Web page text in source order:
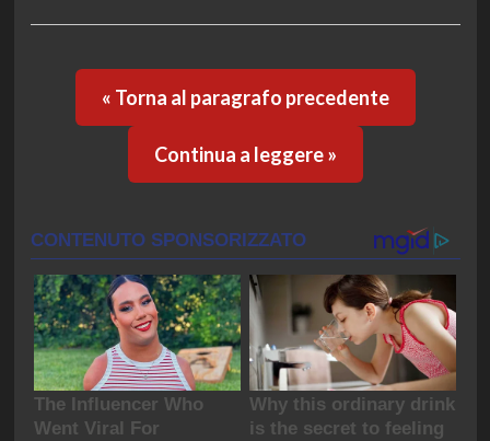
« Torna al paragrafo precedente
Continua a leggere »